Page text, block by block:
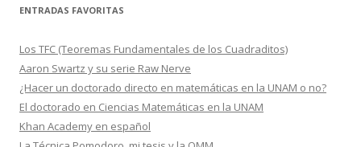
ENTRADAS FAVORITAS
Los TFC (Teoremas Fundamentales de los Cuadraditos)
Aaron Swartz y su serie Raw Nerve
¿Hacer un doctorado directo en matemáticas en la UNAM o no?
El doctorado en Ciencias Matemáticas en la UNAM
Khan Academy en español